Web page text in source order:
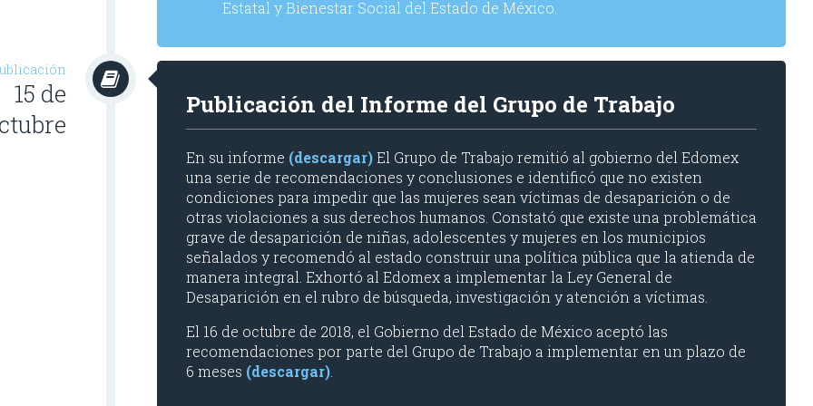
Estatal y Bienestar Social del Estado de México.
15 de
Publicación del Informe del Grupo de Trabajo
En su informe (descargar)El Grupo de Trabajo remitió al gobierno del Edomex
una serie de recomendaciones y conclusiones e identificó que no existen
condiciones para impedir que las mujeres sean víctimas de desaparición o de
otras violaciones a sus derechos humanos. Constató que existe una problemática
grave de desaparición de niñas, adolescentes y mujeres en los municipios
señalados y recomendó al estado construir una política pública que la atienda de
manera integral. Exhortó al Edomex a implementar la Ley General de
Desaparición en el rubro de búsqueda, investigación y atención a víctimas.
El 16 de octubre de 2018, el Gobierno del Estado de México aceptó las
recomendaciones por parte del Grupo de Trabajo a implementar en un plazo de
6 meses (descargar)